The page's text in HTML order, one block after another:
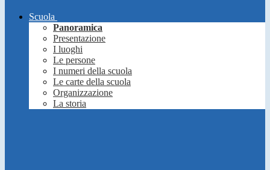
Scuola
Panoramica
Presentazione
I luoghi
Le persone
I numeri della scuola
Le carte della scuola
Organizzazione
La storia